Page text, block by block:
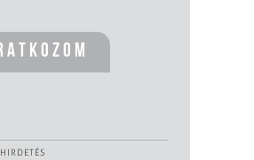
HIRDETÉS